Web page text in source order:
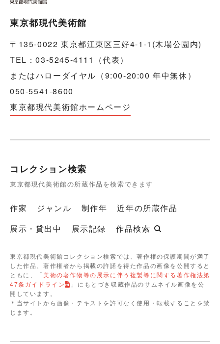
東京都現代美術館
〒135-0022 東京都江東区三好4-1-1(木場公園内)
TEL：03-5245-4111（代表）
またはハローダイヤル（9:00-20:00 年中無休）
050-5541-8600
東京都現代美術館ホームページ
コレクション検索
東京都現代美術館の所蔵作品を検索できます
作家 ジャンル 制作年
近年の所蔵作品
展示・貸出中
展示記録 作品検索
東京都現代美術館コレクション検索では、著作権の保護期間が満了
した作品、著作権者から掲載の許諾を得た作品の画像を公開すると
ともに、「美術の著作物等の展示に伴う複製等に関する著作権法第
47条ガイドライン
」にもとづき収蔵作品のサムネイル画像を公
開しています。
＊当サイトから画像・テキストを許可なく使用・転載することを禁
じます。